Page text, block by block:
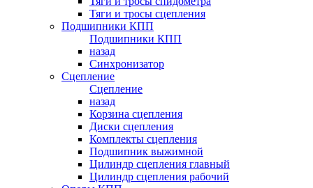
Тяги и тросы сцепления
Подшипники КПП
Подшипники КПП
назад
Синхронизатор
Сцепление
Сцепление
назад
Корзина сцепления
Диски сцепления
Комплекты сцепления
Подшипник выжимной
Цилиндр сцепления главный
Цилиндр сцепления рабочий